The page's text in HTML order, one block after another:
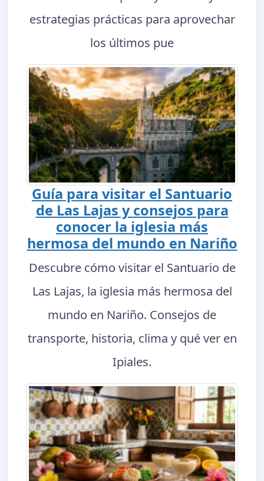
estrategias prácticas para aprovechar
los últimos pue
Guía para visitar el Santuario
de Las Lajas y consejos para
conocer la iglesia más
hermosa del mundo en Nariño
Descubre cómo visitar el Santuario de
Las Lajas, la iglesia más hermosa del
mundo en Nariño. Consejos de
transporte, historia, clima y qué ver en
Ipiales.